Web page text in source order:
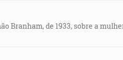
Branham, de 1933, sobre a